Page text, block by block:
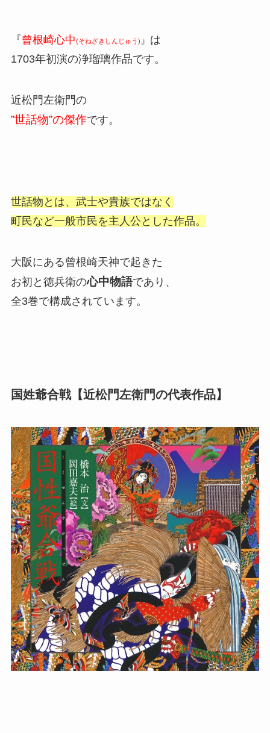
『曾根崎心中(そねざきしんじゅう) 』 は
1703年初演の浄瑠璃作品です。
近松門左衛門の
”世話物”の傑作です。
世話物とは、武士や貴族ではなく
町民など一般市民を主人公とした作品。
大阪にある曾根崎天神で起きた
お初と徳兵衛の心中物語であり、
全3巻で構成されています。
国姓爺合戦【近松門左衛門の代表作品】